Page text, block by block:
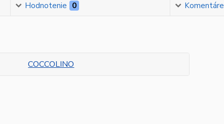
Hodnotenie 0 Komentáre
COCCOLINO